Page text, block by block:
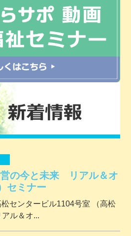
の今と未来 リアル＆オ
セミナー
センタービル1104号室 （⾼松
ル＆オ...